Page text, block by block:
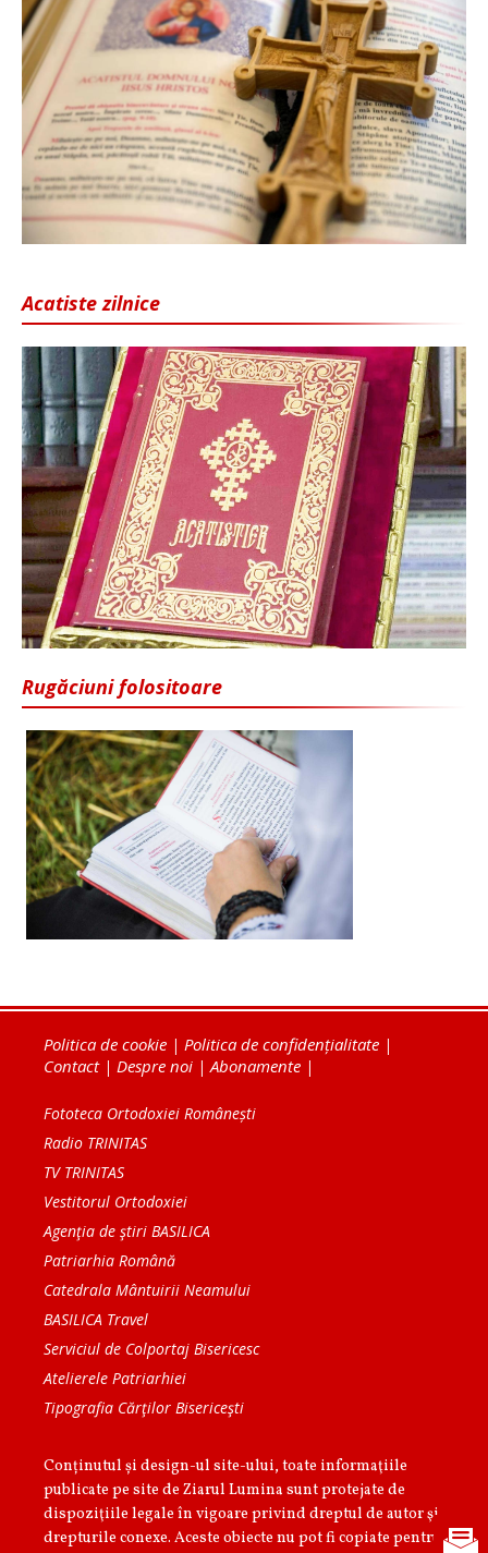
Acatiste zilnice
Rugăciuni folositoare
Politica de cookie | Politica de confidențialitate |
Contact| Despre noi |Abonamente |
Fototeca Ortodoxiei Românești
Radio TRINITAS
TV TRINITAS
Vestitorul Ortodoxiei
Agenţia de ştiri BASILICA
Patriarhia Română
Catedrala Mântuirii Neamului
BASILICA Travel
Serviciul de Colportaj Bisericesc
Atelierele Patriarhiei
Tipografia Cărţilor Bisericeşti
Conținutul și design-ul site-ului, toate informaţiile
publicate pe site de Ziarul Lumina sunt protejate de
dispoziţiile legale în vigoare privind dreptul de autor şi
drepturile conexe. Aceste obiecte nu pot fi copiate pentru